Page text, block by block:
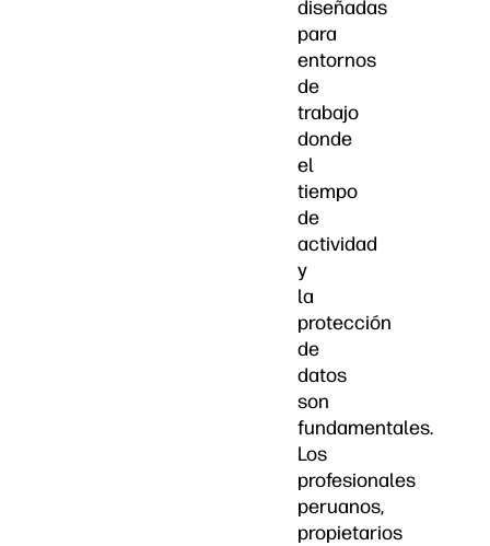
diseñadas
para
entornos
de
trabajo
donde
el
tiempo
de
actividad
y
la
protección
de
datos
son
fundamentales.
Los
profesionales
peruanos,
propietarios